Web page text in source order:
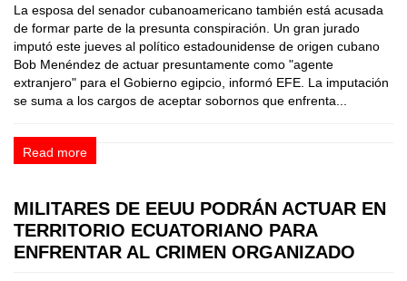
La esposa del senador cubanoamericano también está acusada
de formar parte de la presunta conspiración. Un gran jurado
imputó este jueves al político estadounidense de origen cubano
Bob Menéndez de actuar presuntamente como "agente
extranjero" para el Gobierno egipcio, informó EFE. La imputación
se suma a los cargos de aceptar sobornos que enfrenta...
Read more
MILITARES DE EEUU PODRÁN ACTUAR EN
TERRITORIO ECUATORIANO PARA
ENFRENTAR AL CRIMEN ORGANIZADO